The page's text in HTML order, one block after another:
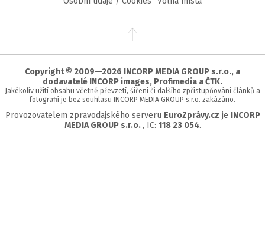
Přejít
stránky
Copyright © 2009—2026 INCORP MEDIA GROUP s.r.o., a
dodavatelé INCORP images, Profimedia a ČTK.
Jakékoliv užití obsahu včetně převzetí, šíření či dalšího zpřístupňování článků a
fotografií je bez souhlasu INCORP MEDIA GROUP s.r.o. zakázáno.
Provozovatelem zpravodajského serveru EuroZprávy.cz je INCORP
MEDIA GROUP s.r.o., IC: 118 23 054.